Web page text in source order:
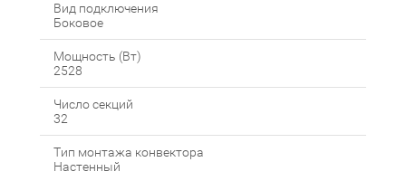
Вид подключения
Боковое
Мощность (Вт)
2528
Число секций
32
Тип монтажа конвектора
Настенный